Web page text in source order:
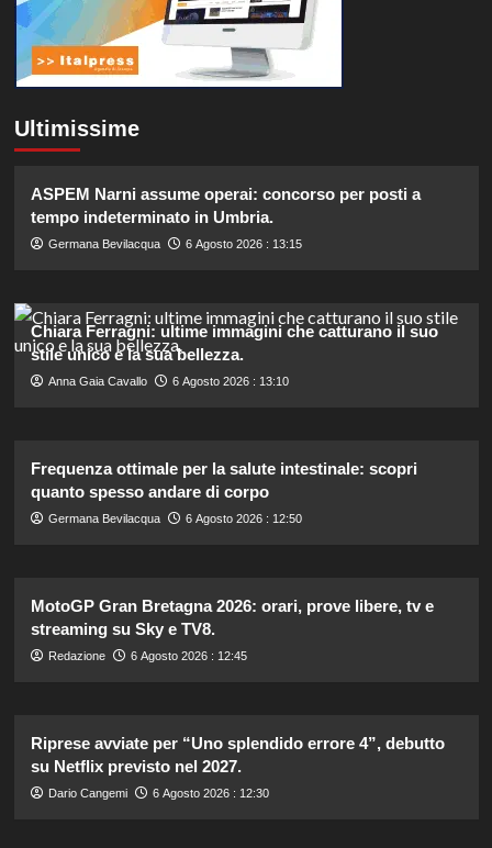
Ultimissime
ASPEM Narni assume operai: concorso per posti a
tempo indeterminato in Umbria.
Germana Bevilacqua 6 Agosto 2026 : 13:15
Chiara Ferragni: ultime immagini che catturano il suo
stile unico e la sua bellezza.
Anna Gaia Cavallo 6 Agosto 2026 : 13:10
Frequenza ottimale per la salute intestinale: scopri
quanto spesso andare di corpo
Germana Bevilacqua 6 Agosto 2026 : 12:50
MotoGP Gran Bretagna 2026: orari, prove libere, tv e
streaming su Sky e TV8.
Redazione 6 Agosto 2026 : 12:45
Riprese avviate per “Uno splendido errore 4”, debutto
su Netflix previsto nel 2027.
Dario Cangemi 6 Agosto 2026 : 12:30